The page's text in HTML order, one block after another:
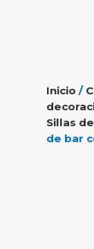
Inicio /
Sillas
de bar